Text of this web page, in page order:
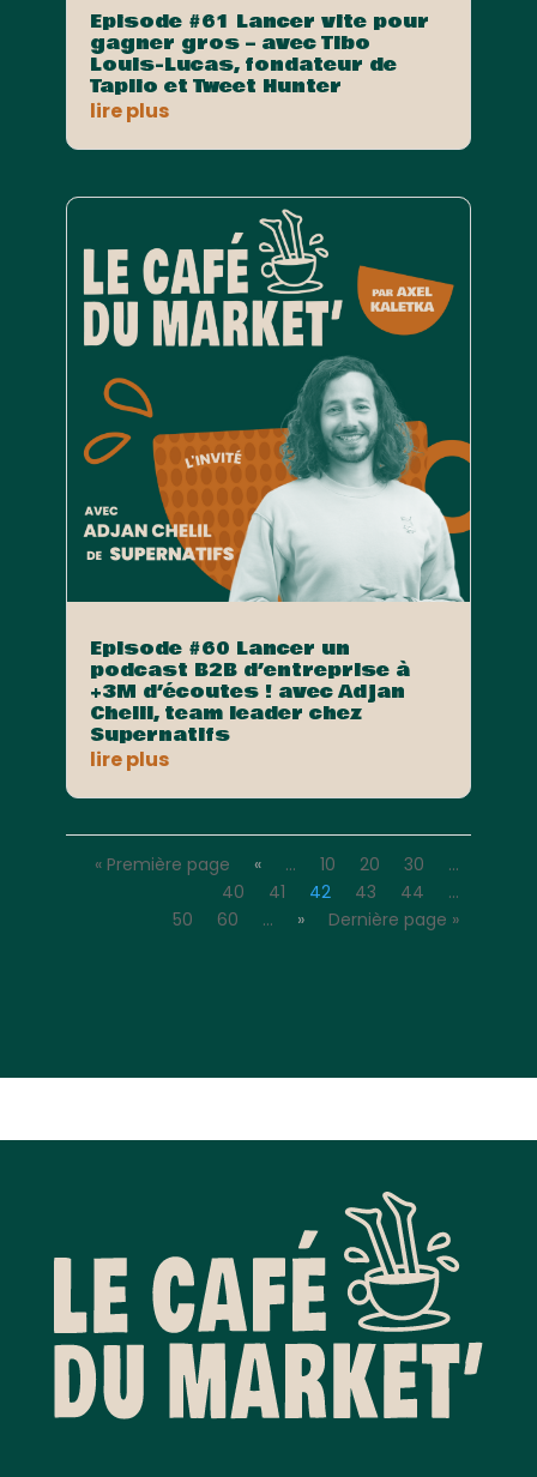
Episode #61 Lancer vite pour
gagner gros – avec Tibo
Louis-Lucas, fondateur de
Taplio et Tweet Hunter
lire plus
Episode #60 Lancer un
podcast B2B d’entreprise à
+3M d’écoutes ! avec Adjan
Chelil, team leader chez
Supernatifs
lire plus
« Première page « … 10 20 30
…
40
41 42 43 44
…
50
60 … » Dernière page »